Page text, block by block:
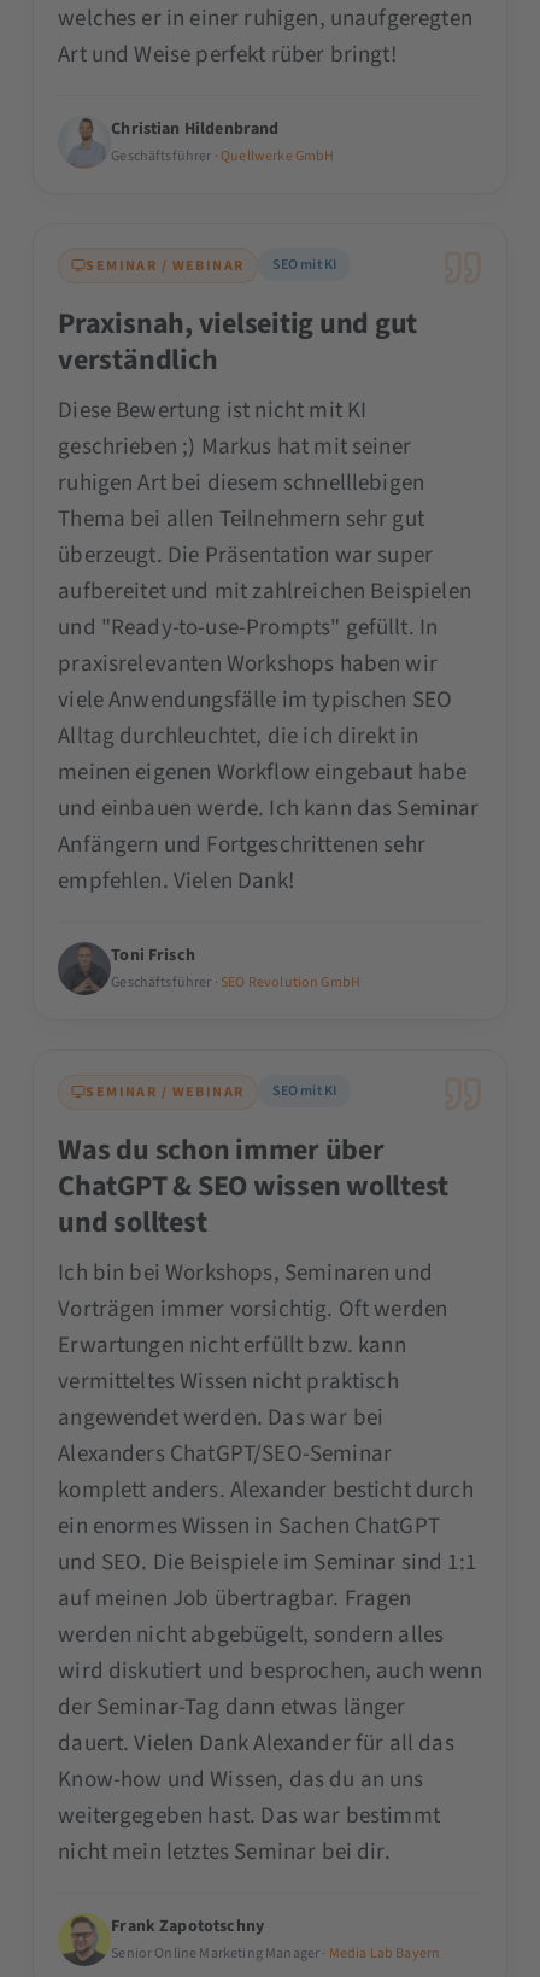
welches er in einer ruhigen, unaufgeregten
Art und Weise perfekt rüber bringt!
Christian Hildenbrand
Geschäftsführer ·Quellwerke GmbH
SEMINAR / WEBINAR SEO mit KI
Praxisnah, vielseitig und gut
verständlich
Diese Bewertung ist nicht mit KI
geschrieben ;) Markus hat mit seiner
ruhigen Art bei diesem schnelllebigen
Thema bei allen Teilnehmern sehr gut
überzeugt. Die Präsentation war super
aufbereitet und mit zahlreichen Beispielen
und "Ready-to-use-Prompts" gefüllt. In
praxisrelevanten Workshops haben wir
viele Anwendungsfälle im typischen SEO
Alltag durchleuchtet, die ich direkt in
meinen eigenen Workflow eingebaut habe
und einbauen werde. Ich kann das Seminar
Anfängern und Fortgeschrittenen sehr
empfehlen. Vielen Dank!
Toni Frisch
Geschäftsführer · SEO Revolution GmbH
SEMINAR / WEBINAR SEO mit KI
Was du schon immer über
ChatGPT & SEO wissen wolltest
und solltest
Ich bin bei Workshops, Seminaren und
Vorträgen immer vorsichtig. Oft werden
Erwartungen nicht erfüllt bzw. kann
vermitteltes Wissen nicht praktisch
angewendet werden. Das war bei
Alexanders ChatGPT/SEO-Seminar
komplett anders. Alexander besticht durch
ein enormes Wissen in Sachen ChatGPT
und SEO. Die Beispiele im Seminar sind 1:1
auf meinen Job übertragbar. Fragen
werden nicht abgebügelt, sondern alles
wird diskutiert und besprochen, auch wenn
der Seminar-Tag dann etwas länger
dauert. Vielen Dank Alexander für all das
Know-how und Wissen, das du an uns
weitergegeben hast. Das war bestimmt
nicht mein letztes Seminar bei dir.
Frank Zapototschny
Senior Online Marketing Manager · Media Lab Bayern